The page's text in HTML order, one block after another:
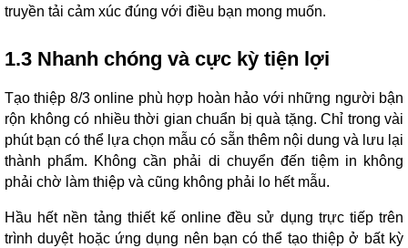
truyền tải cảm xúc đúng với điều bạn mong muốn.
1.3 Nhanh chóng và cực kỳ tiện lợi
Tạo thiệp 8/3 online phù hợp hoàn hảo với những người bận
rộn không có nhiều thời gian chuẩn bị quà tặng. Chỉ trong vài
phút bạn có thể lựa chọn mẫu có sẵn thêm nội dung và lưu lại
thành phẩm. Không cần phải di chuyển đến tiệm in không
phải chờ làm thiệp và cũng không phải lo hết mẫu.
Hầu hết nền tảng thiết kế online đều sử dụng trực tiếp trên
trình duyệt hoặc ứng dụng nên bạn có thể tạo thiệp ở bất kỳ